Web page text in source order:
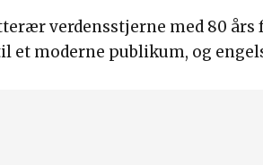
verdensstjerne med 80
et moderne publikum, og